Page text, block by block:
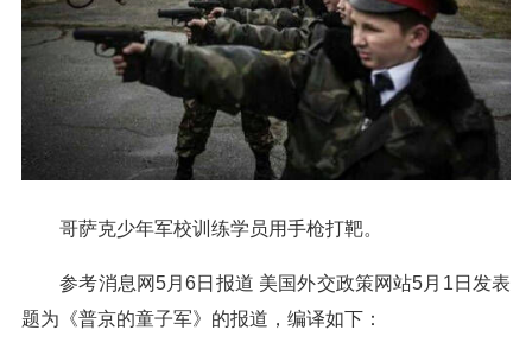
哥萨克少年军校训练学员用手枪打靶。
参考消息网5月6日报道 美国外交政策网站5月1日发表
题为《普京的童子军》的报道，编译如下：